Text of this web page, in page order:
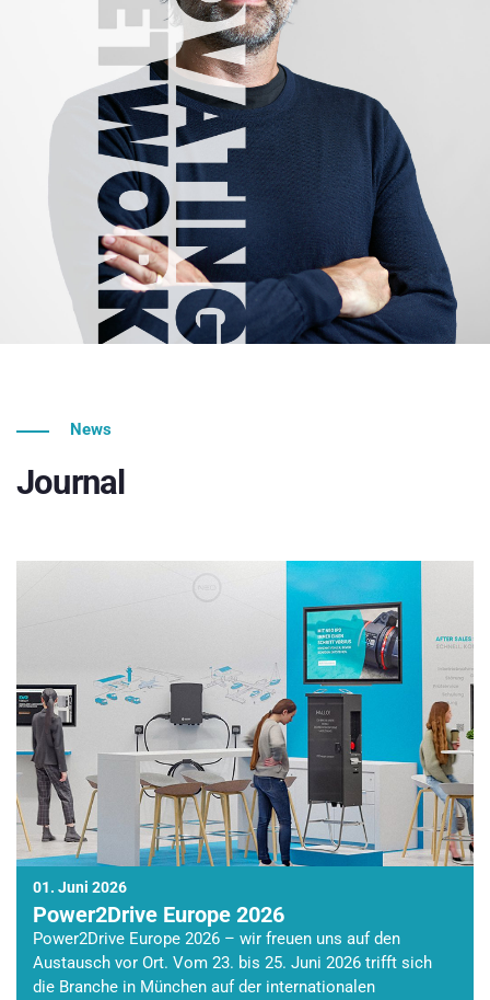
News
Journal
01. Juni 2026
Power2Drive Europe 2026
Power2Drive Europe 2026 – wir freuen uns auf den
Austausch vor Ort. Vom 23. bis 25. Juni 2026 trifft sich
die Branche in München auf der internationalen